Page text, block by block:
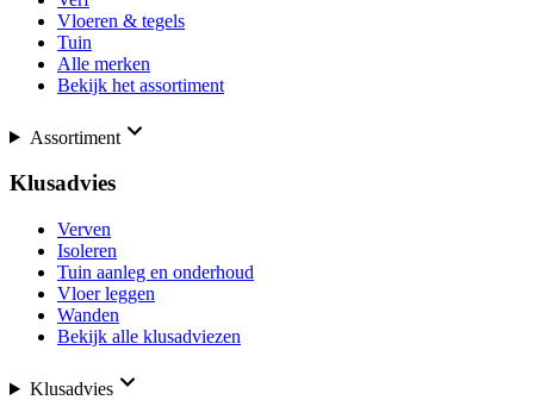
Vloeren & tegels
Tuin
Alle merken
Bekijk het assortiment
Assortiment
Klusadvies
Verven
Isoleren
Tuin aanleg en onderhoud
Vloer leggen
Wanden
Bekijk alle klusadviezen
Klusadvies